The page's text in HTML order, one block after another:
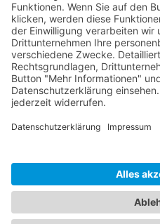
HOTLINE
ONEAV.EU
NEWSLETTER